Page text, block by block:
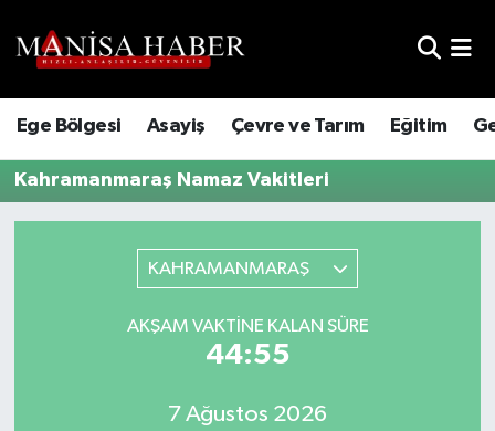
Ege Bölgesi Asayiş Çevre ve Tarım Eğitim
Kahramanmaraş Namaz Vakitleri
KAHRAMANMARAŞ
AKŞAM VAKTINE KALAN SÜRE
44:55
7 Ağustos 2026
Trafik Durumu
Tüm Manşetler